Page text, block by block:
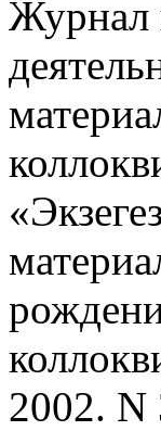
Журнал
2002. N